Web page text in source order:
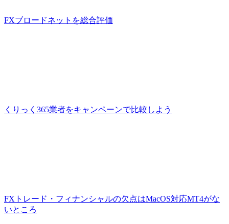
FXブロードネットを総合評価
くりっく365業者をキャンペーンで比較しよう
FXトレード・フィナンシャルの欠点はMacOS対応MT4がな
いところ